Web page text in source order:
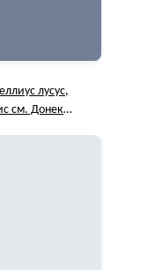
лусус,
см. Донек